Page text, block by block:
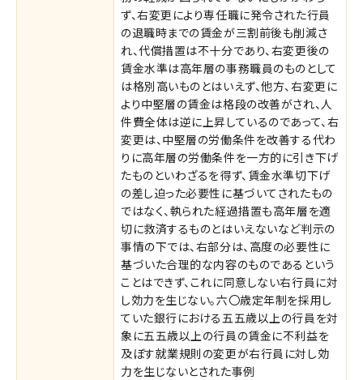
ず、右変更により専任職に発令された行員
の退職時までの賃金が三割前後も削減さ
れ、代償措置は不十分であり、右変更後の
賃金水準は高年層の事務職員のものとして
は格別高いものとはいえず、他方、右変更に
より中堅層の賃金は格段の改善がされ、人
件費全体は逆に上昇しているのであって、右
変更は、中堅層の労働条件を改善する代わ
りに高年層の労働条件を一方的に引き下げ
たものといわざるを得ず、賃金水準切下げ
の差し迫った必要性に基づいてされたもの
ではなく、執られた経過措置も高年層を適
切に救済するものとはいえないなど判示の
事情の下では、右部分は、高度の必要性に
基づいた合理的な内容のものであるという
ことはできず、これに同意しない右行員に対
し効力を生じない。六〇歳定年制を採用し
ていた銀行における五五歳以上の行員を対
象に五五歳以上の行員の賃金に不利益を
及ぼす就業規則の変更が右行員に対し効
力を生じないとされた事例